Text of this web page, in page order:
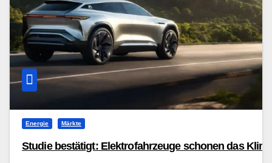
Energie Märkte
Studie bestätigt: Elektrofahrzeuge schonen das